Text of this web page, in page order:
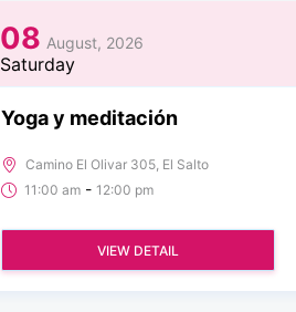
08 August, 2026
Saturday
Yoga y meditación
Camino El Olivar 305, El Salto
11:00 am -12:00 pm
VIEW DETAIL